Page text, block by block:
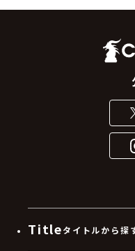
Titleタイトルから探